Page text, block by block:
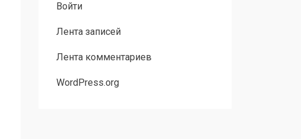
Войти
Лента записей
Лента комментариев
WordPress.org